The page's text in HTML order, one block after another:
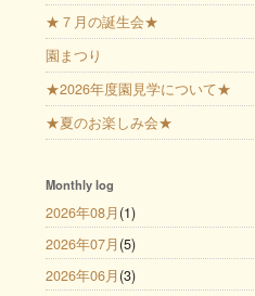
★７月の誕生会★
園まつり
★2026年度園見学について★
★夏のお楽しみ会★
Monthly log
2026年08月 (1)
2026年07月 (5)
2026年06月 (3)